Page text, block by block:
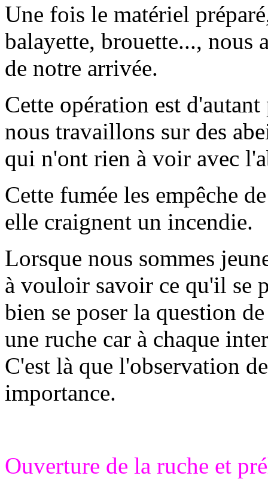
Une fois le matériel
balayette, brouette..., nous
de notre arrivée.
Cette opération est
nous travaillons sur des
qui n'ont rien à voir avec
Cette fumée les empêche
elle craignent un incendie.
Lorsque nous sommes
à vouloir savoir ce qu'il se
bien se poser la question
une ruche car à chaque
C'est là que l'observation
importance.
Ouverture de la ruche et